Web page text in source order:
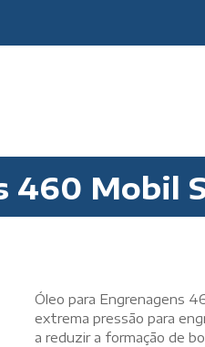
460 Mobil
Óleo para Engrenagens
extrema pressão para
a reduzir a formação de